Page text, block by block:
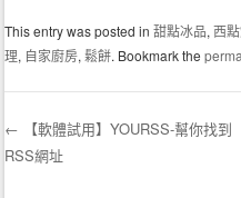
This entry was posted in甜點冰品,西
理, 自家廚房,鬆餅. Bookmark the
Post navigation
← 【軟體試用】YOURSS-幫你找到
RSS網址